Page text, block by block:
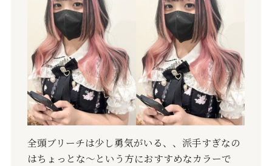
全頭ブリーチは少し勇気がいる、、派手すぎなの
はちょっとな〜という方におすすめなカラーで